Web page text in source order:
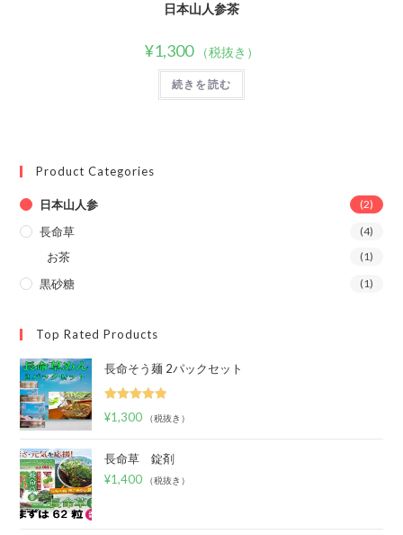
日本山人参茶
¥1,300 （税抜き）
続きを読む
Product Categories
日本山人参 (2)
長命草 (4)
お茶 (1)
黒砂糖 (1)
Top Rated Products
長命そう麺 2パックセット
5段階中
¥1,300 （税抜き）
長命草 錠剤
¥1,400 （税抜き）